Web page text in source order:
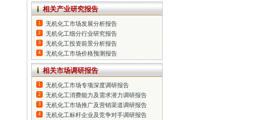
相关产业研究报告
1 无机化工市场发展分析报告
2 无机化工细分行业研究报告
3 无机化工投资前景分析报告
4 无机化工市场价格预测报告
相关市场调研报告
1 无机化工市场专项深度调研报告
2 无机化工消费能力及需求潜力调研报告
3 无机化工市场推广及营销渠道调研报告
4 无机化工标杆企业及竞争对手调研报告